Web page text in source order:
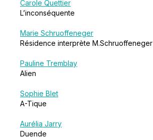
Carole Quettier
L’inconséquente
Marie Schruoffeneger
Résidence interprète M.Schruoffeneger
Pauline Tremblay
Alien
Sophie Blet
A-Tique
Aurélia Jarry
Duende